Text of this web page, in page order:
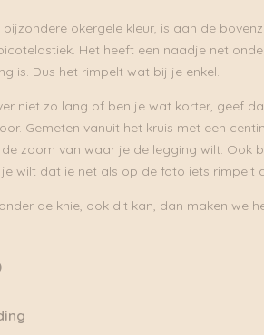
bijzondere okergele kleur, is aan de
Het heeft een naadje net
is. Dus het rimpelt wat bij je enkel.
niet zo lang of ben je wat korter, geef
Gemeten vanuit het kruis met een
zoom van waar je de legging wilt. Ook
wilt dat ie net als op de foto iets rimpelt
de knie, ook dit kan, dan maken we